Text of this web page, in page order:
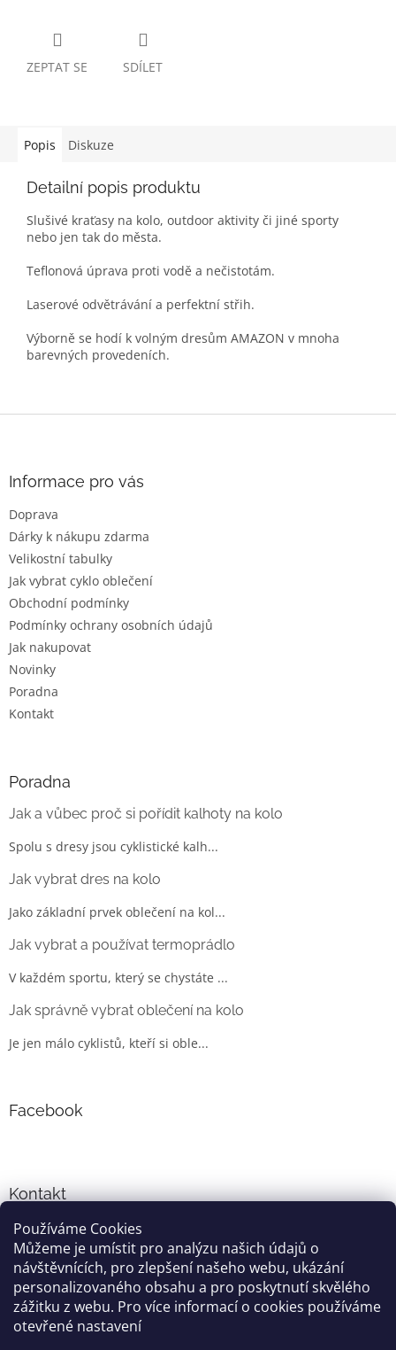
Používáme Cookies
Můžeme je umístit pro analýzu našich údajů o
návštěvnících, pro zlepšení našeho webu, ukázání
personalizovaného obsahu a pro poskytnutí skvělého
zážitku z webu. Pro více informací o cookies používáme
otevřené nastavení
ZEPTAT SE SDÍLET
Popis Diskuze
Detailní popis produktu
Slušivé kraťasy na kolo, outdoor aktivity či jiné sporty
nebo jen tak do města.
Teflonová úprava proti vodě a nečistotám.
Laserové odvětrávání a perfektní střih.
Výborně se hodí k volným dresům AMAZON v mnoha
barevných provedeních.
Informace pro vás
Doprava
Dárky k nákupu zdarma
Velikostní tabulky
Jak vybrat cyklo oblečení
Obchodní podmínky
Podmínky ochrany osobních údajů
Jak nakupovat
Novinky
Poradna
Kontakt
Poradna
Jak a vůbec proč si pořídit kalhoty na kolo
Spolu s dresy jsou cyklistické kalh...
Jak vybrat dres na kolo
Jako základní prvek oblečení na kol...
Jak vybrat a používat termoprádlo
V každém sportu, který se chystáte ...
Jak správně vybrat oblečení na kolo
Je jen málo cyklistů, kteří si oble...
Facebook
Kontakt
info@cyklo-obleceni.cz
+420777081700
jsme na facebooku